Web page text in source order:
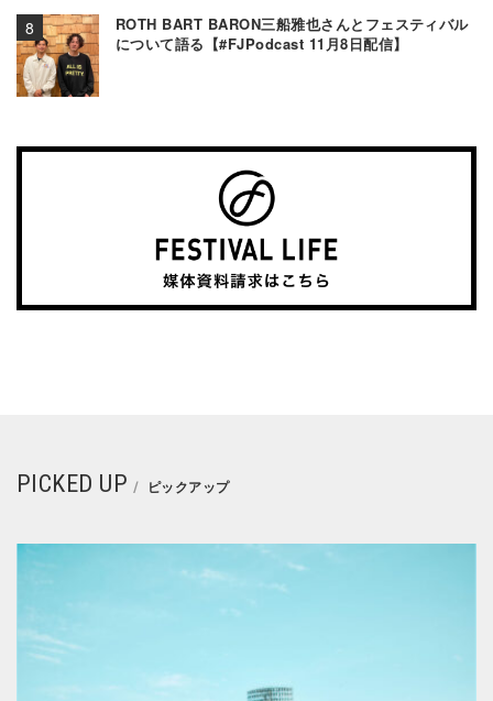
ROTH BART BARON三船雅也さんとフェスティバル
について語る【#FJPodcast 11月8日配信】
PICKED UP ピックアップ